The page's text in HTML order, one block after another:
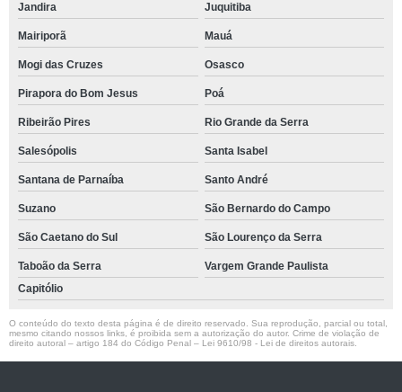
Jandira Juquitiba
Mairiporã Mauá
Mogi das Cruzes Osasco
Pirapora do Bom Jesus Poá
Ribeirão Pires Rio Grande da Serra
Salesópolis Santa Isabel
Santana de Parnaíba Santo André
Suzano São Bernardo do Campo
São Caetano do Sul São Lourenço da Serra
Taboão da Serra
Vargem Grande Paulista
Capitólio
O conteúdo do texto desta página é de direito reservado. Sua reprodução, parcial ou total,
mesmo citando nossos links, é proibida sem a autorização do autor. Crime de violação de
direito autoral – artigo 184 do Código Penal – Lei 9610/98 - Lei de direitos autorais